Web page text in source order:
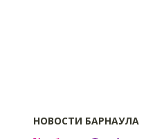
НОВОСТИ БАРНАУЛА